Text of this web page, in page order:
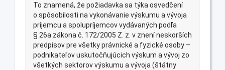
To znamená, že požiadavka sa týka osvedčení
o spôsobilosti na vykonávanie výskumu a vývoja
príjemcu a spolupríjemcov vydávaných podľa
§ 26a zákona č. 172/2005 Z. z. v znení neskorších
predpisov pre všetky právnické a fyzické osoby –
podnikateľov uskutočňujúcich výskum a vývoj zo
všetkých sektorov výskumu a vývoja (štátny